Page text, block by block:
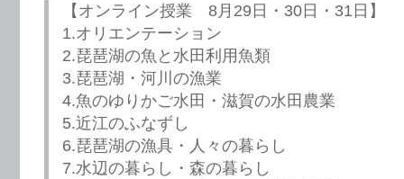
【オンライン授業 8月29日・30日・31日】
1.オリエンテーション
2.琵琶湖の魚と水田利用魚類
3.琵琶湖・河川の漁業
4.魚のゆりかご水田・滋賀の水田農業
5.近江のふなずし
6.琵琶湖の漁具・人々の暮らし
7.水辺の暮らし・森の暮らし